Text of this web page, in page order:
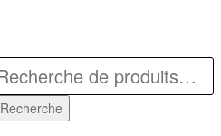
Recherche